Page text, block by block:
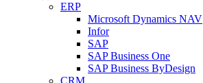
ERP
Microsoft Dynamics NAV
Infor
SAP
SAP Business One
SAP Business ByDesign
CRM